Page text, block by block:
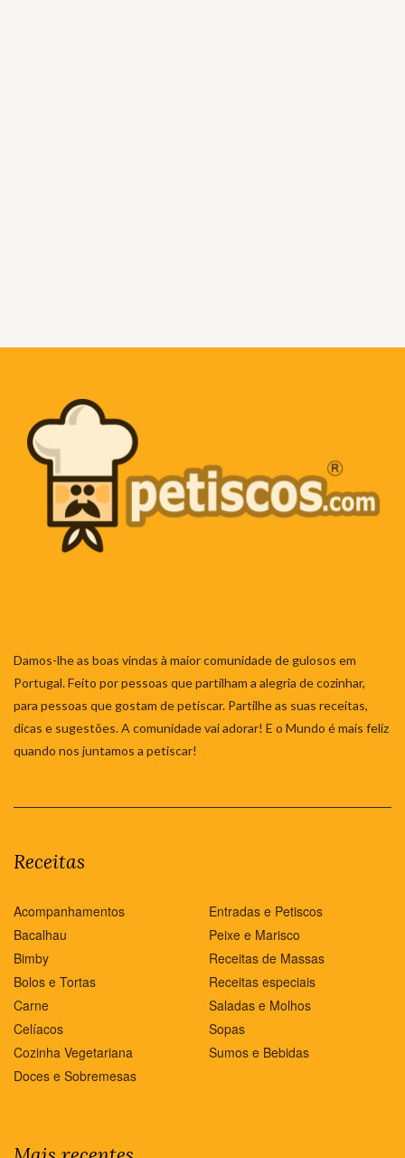
Damos-lhe as boas vindas à maior comunidade de gulosos em
Portugal. Feito por pessoas que partilham a alegria de cozinhar,
para pessoas que gostam de petiscar. Partilhe as suas receitas,
dicas e sugestões. A comunidade vai adorar! E o Mundo é mais feliz
quando nos juntamos a petiscar!
Receitas
Acompanhamentos
Bacalhau
Bimby
Bolos e Tortas
Carne
Celíacos
Cozinha Vegetariana
Doces e Sobremesas
Entradas e Petiscos
Peixe e Marisco
Receitas de Massas
Receitas especiais
Saladas e Molhos
Sopas
Sumos e Bebidas